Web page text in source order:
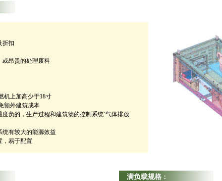
折扣
或昂贵的处理废料
机上加高少于18寸
额外建筑成本
度负的，生产过程和建筑物的控制系统˙气体排放
统有较大的能源效益
，易于配置
满负载规格：